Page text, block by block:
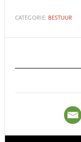
CATEGORIE: BESTUUR
Sidebar